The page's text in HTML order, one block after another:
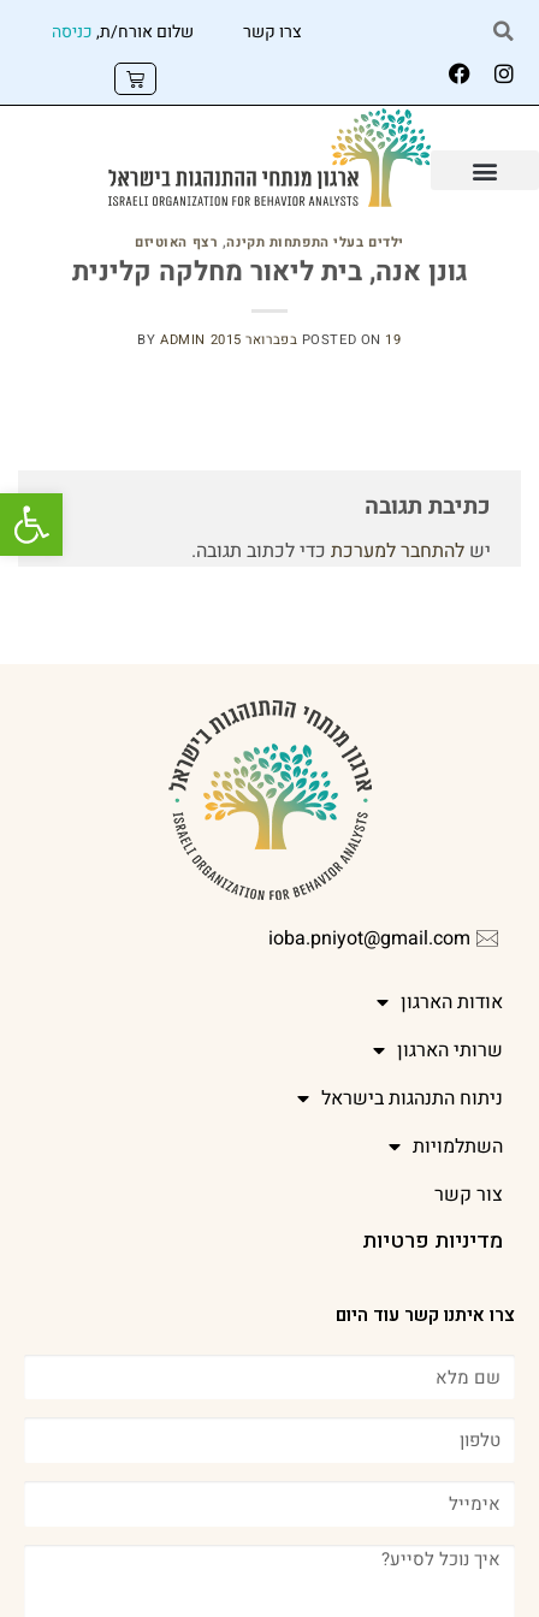
צרו קשר שלום אורח/ת,כניסה
ילדים בעלי התפתחות תקינה, רצף האוטיזם
גונן אנה, בית ליאור מחלקה קלינית
POSTED ON 19 בפברואר 2015 BYADMIN
כתיבת תגובה
יש להתחבר למערכת כדי לכתוב תגובה.
ioba.pniyot@gmail.com
אודות הארגון
שרותי הארגון
ניתוח התנהגות בישראל
השתלמויות
צור קשר
מדיניות פרטיות
צרו איתנו קשר עוד היום